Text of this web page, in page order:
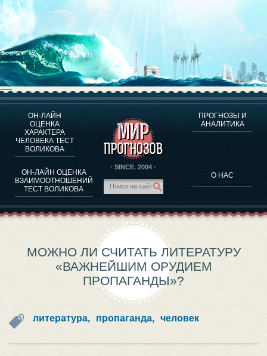
----
ОН-ЛАЙН
ОЦЕНКА
ХАРАКТЕРА
ЧЕЛОВЕКА ТЕСТ
ВОЛИКОВА
ОН-ЛАЙН ОЦЕНКА
ВЗАИМООТНОШЕНИЙ
ТЕСТ ВОЛИКОВА
· SINCE. 2004 ·
ПРОГНОЗЫ И
АНАЛИТИКА
О НАС
О ПРОГРАММЕ
ОЦЕНКА ХАРАКТЕРA ЧЕЛОВЕКА
ОЦЕНКА ХАРАКТЕРА ВЫДАЮЩИХСЯ ЛИЧНОСТЕЙ
О ПРОГРАММЕ
ТЕСТ НА СОВМЕСТИМОСТЬ ВОЛИКОВА
ПРОГНОЗЫ И АНАЛИТИКА
МОЖНО ЛИ СЧИТАТЬ ЛИТЕРАТУРУ
«ВАЖНЕЙШИМ ОРУДИЕМ
ПРОПАГАНДЫ»?
литература, пропаганда, человек